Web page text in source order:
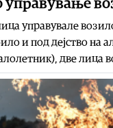
управување
управувале
и под дејство на
две лица